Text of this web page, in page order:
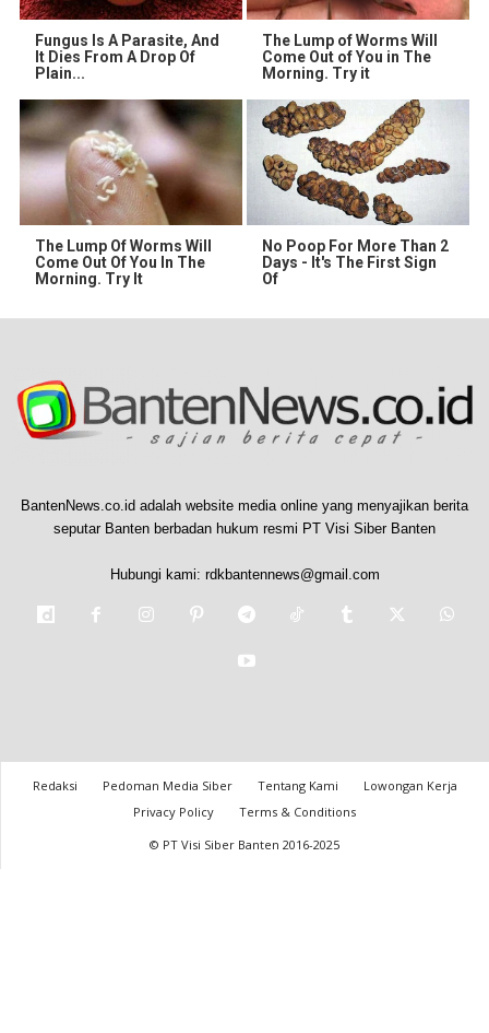
Fungus Is A Parasite, And
It Dies From A Drop Of
Plain...
The Lump of Worms Will
Come Out of You in The
Morning. Try it
The Lump Of Worms Will
Come Out Of You In The
Morning. Try It
No Poop For More Than 2
Days - It's The First Sign
Of
BantenNews.co.id adalah website media online yang menyajikan berita
seputar Banten berbadan hukum resmi PT Visi Siber Banten
Hubungi kami: rdkbantennews@gmail.com
Redaksi Pedoman Media Siber Tentang Kami
Lowongan Kerja
Privacy Policy
Terms & Conditions
© PT Visi Siber Banten 2016-2025